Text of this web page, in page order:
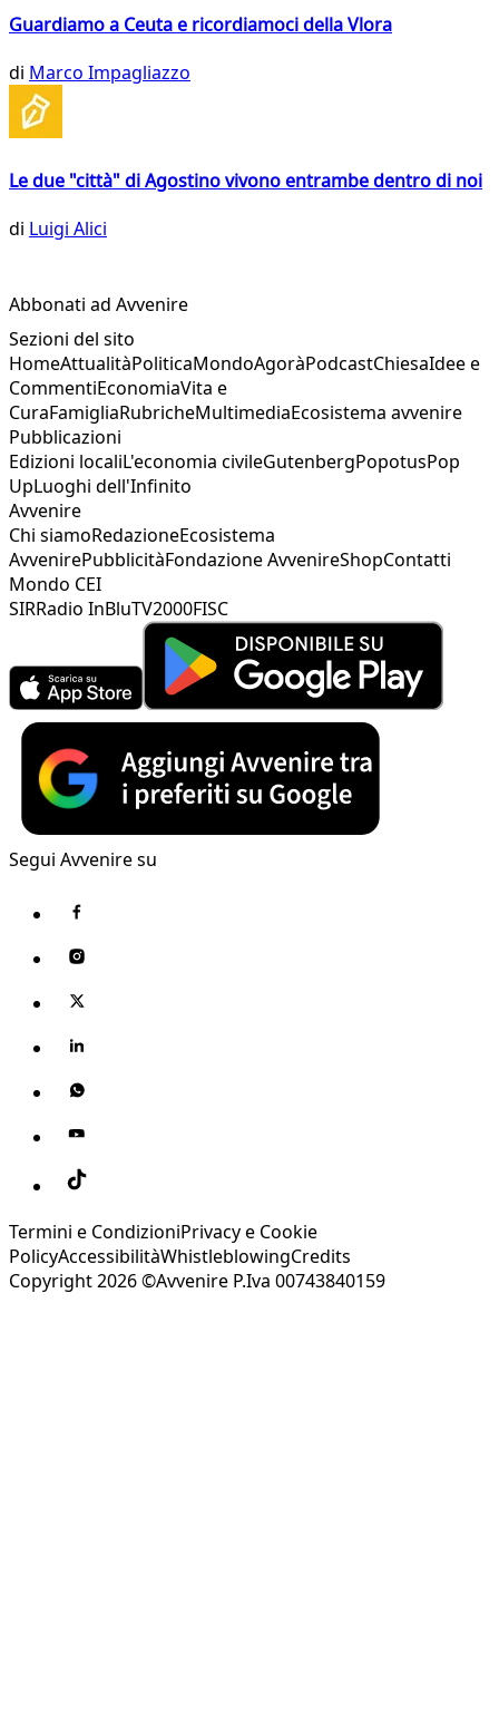
Guardiamo a Ceuta e ricordiamoci della Vlora
di Marco Impagliazzo
Le due "città" di Agostino vivono entrambe dentro di noi
di Luigi Alici
Abbonati ad Avvenire
Sezioni del sito
HomeAttualitàPoliticaMondoAgoràPodcastChiesaIdee e
CommentiEconomiaVita e
CuraFamigliaRubricheMultimediaEcosistema avvenire
Pubblicazioni
Edizioni localiL'economia civileGutenbergPopotusPop
UpLuoghi dell'Infinito
Avvenire
Chi siamoRedazioneEcosistema
AvvenirePubblicitàFondazione AvvenireShopContatti
Mondo CEI
SIRRadio InBluTV2000FISC
Segui Avvenire su
Termini e CondizioniPrivacy e Cookie
PolicyAccessibilitàWhistleblowingCredits
Copyright 2026 ©Avvenire P.Iva 00743840159